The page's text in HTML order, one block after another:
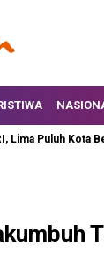
Puluh Kota